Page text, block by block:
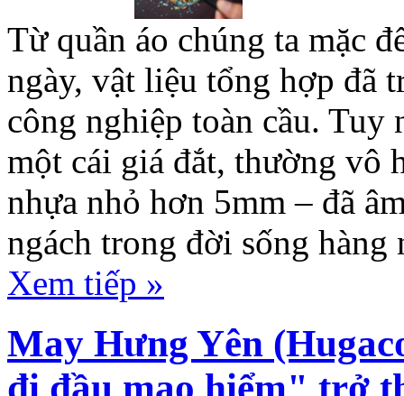
Từ quần áo chúng ta mặc
ngày, vật liệu tổng hợp đã
công nghiệp toàn cầu.
một cái giá đắt, thường vô
nhựa nhỏ hơn 5mm – đã
ngách trong đời sống hàng
Xem tiếp »
May Hưng Yên
đi đầu mạo hiểm" trở